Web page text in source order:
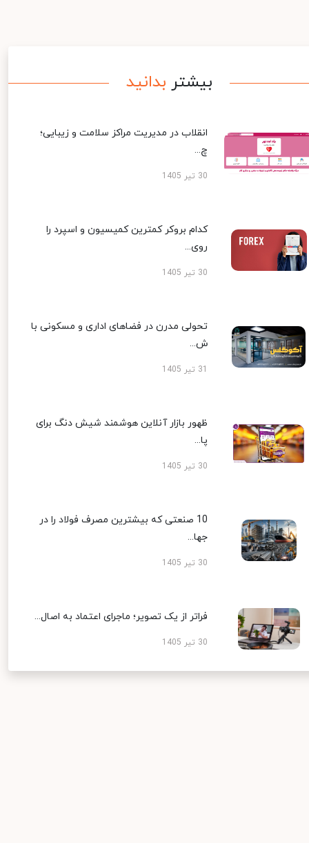
بیشتر بدانید
انقلاب در مدیریت مراکز سلامت و زیبایی؛
چ...
30 تیر 1405
کدام بروکر کمترین کمیسیون و اسپرد را
روی...
30 تیر 1405
تحولی مدرن در فضاهای اداری و مسکونی با
ش...
ظهور بازار آنلاین هوشمند شیش دنگ برای
پا...
30 تیر 1405
10 صنعتی که بیشترین مصرف فولاد را در
جها...
30 تیر 1405
فراتر از یک تصویر؛ ماجرای اعتماد به اصال...
30 تیر 1405